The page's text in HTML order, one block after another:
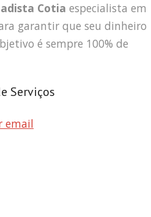
Cotia especialista em
garantir que seu dinheiro
é sempre 100% de
Serviços
email